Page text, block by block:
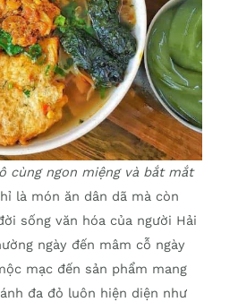
cùng ngon miệng và bắt mắt
là món ăn dân dã mà còn
sống văn hóa của người Hải
ngày đến mâm cỗ ngày
mạc đến sản phẩm mang
đa đỏ luôn hiện diện như